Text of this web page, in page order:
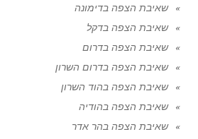
שאיבת הצפה בדימונה
שאיבת הצפה בדקל
שאיבת הצפה בדרום
שאיבת הצפה בדרום השרון
שאיבת הצפה בהוד השרון
שאיבת הצפה בהודיה
שאיבת הצפה בהר אדר